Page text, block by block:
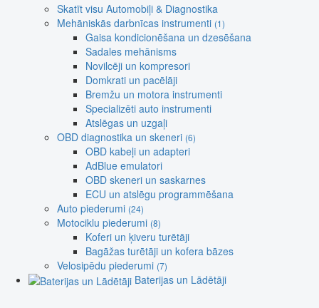
Skatīt visu Automobiļi & Diagnostika
Mehāniskās darbnīcas instrumenti (1)
Gaisa kondicionēšana un dzesēšana
Sadales mehānisms
Novilcēji un kompresori
Domkrati un pacēlāji
Bremžu un motora instrumenti
Specializēti auto instrumenti
Atslēgas un uzgaļi
OBD diagnostika un skeneri (6)
OBD kabeļi un adapteri
AdBlue emulatori
OBD skeneri un saskarnes
ECU un atslēgu programmēšana
Auto piederumi (24)
Motociklu piederumi (8)
Koferi un ķiveru turētāji
Bagāžas turētāji un kofera bāzes
Velosipēdu piederumi (7)
Baterijas un Lādētāji